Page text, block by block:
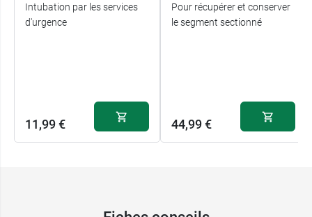
Intubation par les services
d'urgence
11,99 €
Pour récupérer et conserver
le segment sectionné
44,99 €